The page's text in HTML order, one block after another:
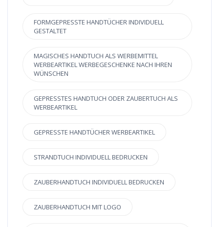
FORMGEPRESSTE HANDTÜCHER INDIVIDUELL
GESTALTET
MAGISCHES HANDTUCH ALS WERBEMITTEL
WERBEARTIKEL WERBEGESCHENKE NACH IHREN
WÜNSCHEN
GEPRESSTES HANDTUCH ODER ZAUBERTUCH ALS
WERBEARTIKEL
GEPRESSTE HANDTÜCHER WERBEARTIKEL
STRANDTUCH INDIVIDUELL BEDRUCKEN
ZAUBERHANDTUCH INDIVIDUELL BEDRUCKEN
ZAUBERHANDTUCH MIT LOGO